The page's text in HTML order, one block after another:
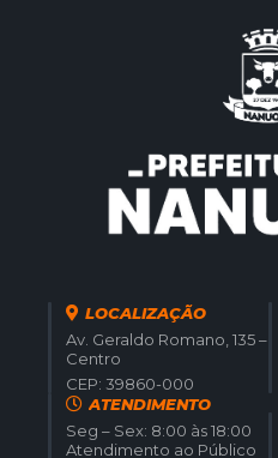
LOCALIZAÇÃO
Av. Geraldo Romano, 135 –
Centro
CEP: 39860-000
ATENDIMENTO
Seg – Sex: 8:00 às 18:00
Atendimento ao Público